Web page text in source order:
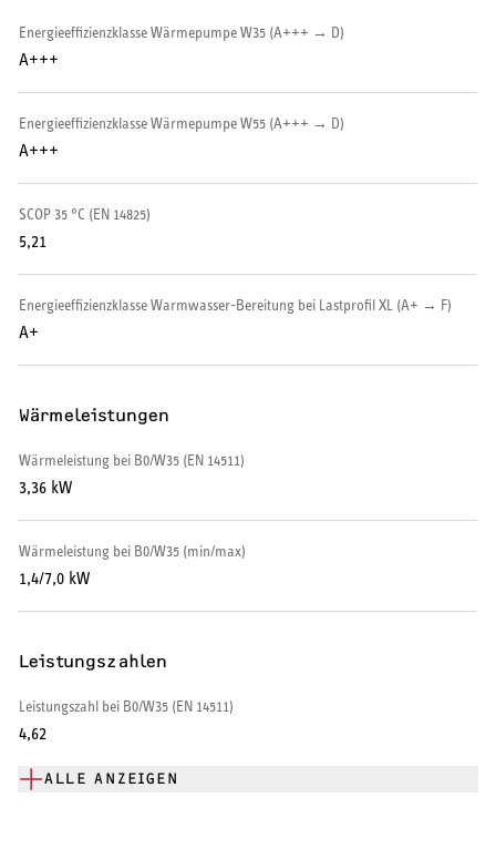
Lüftungsanlagen
Serviceleistungen
Energieeffizienzklasse Wärmepumpe W35 (A+++ → D)
A+++
Energieeffizienzklasse Wärmepumpe W55 (A+++ → D)
A+++
SCOP 35 °C (EN 14825)
5,21
Energieeffizienzklasse Warmwasser-Bereitung bei Lastprofil XL (A+ → F)
A+
Wärmeleistungen
Wärmeleistung bei B0/W35 (EN 14511)
3,36 kW
Wärmeleistung bei B0/W35 (min/max)
1,4/7,0 kW
Leistungszahlen
Leistungszahl bei B0/W35 (EN 14511)
4,62
ALLE ANZEIGEN